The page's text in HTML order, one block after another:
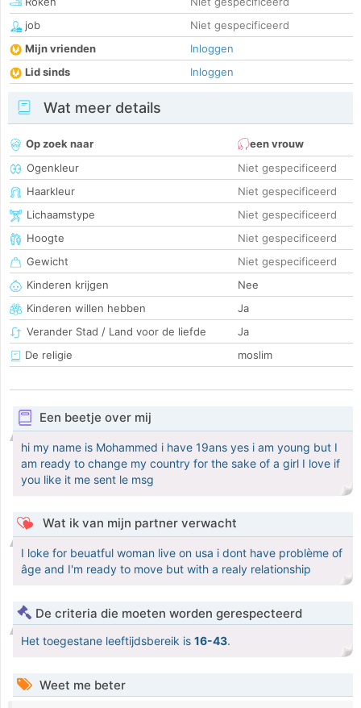
job
Niet gespecificeerd
Mijn vrienden
Inloggen
Lid sinds
Inloggen
Wat meer details
Op zoek naar
een vrouw
Ogenkleur
Niet gespecificeerd
Haarkleur
Niet gespecificeerd
Lichaamstype
Niet gespecificeerd
Hoogte
Niet gespecificeerd
Gewicht
Niet gespecificeerd
Kinderen krijgen
Nee
Kinderen willen hebben
Ja
Verander Stad / Land voor de liefde
Ja
De religie
moslim
Een beetje over mij
hi my name is Mohammed i have 19ans yes i am young but I
am ready to change my country for the sake of a girl I love if
you like it me sent le msg
Wat ik van mijn partner verwacht
I loke for beuatful woman live on usa i dont have problème of
âge and I'm ready to move but with a realy relationship
De criteria die moeten worden gerespecteerd
Het toegestane leeftijdsbereik is 16-43.
Weet me beter